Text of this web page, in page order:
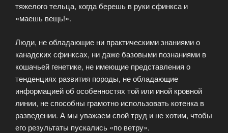
тяжелого тельца, когда берешь в руки сфинкса и
«маешь вещь!».
Люди, не обладающие ни практическими знаниями о
канадских сфинксах, ни даже базовыми познаниями в
кошачьей генетике, не имеющие представления о
тенденциях развития породы, не обладающие
информацией об особенностях той или иной кровной
линии, не способны грамотно использовать котенка в
разведении. А мы уважаем свой труд и не хотим, чтобы
его результаты пускались «по ветру».